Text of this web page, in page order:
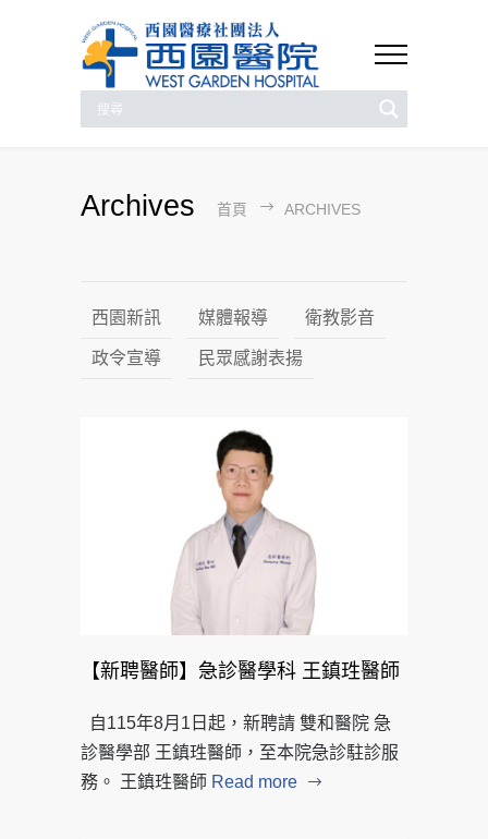
Archives 首頁 ARCHIVES
西園新訊 媒體報導 衛教影音
政令宣導 民眾感謝表揚
【新聘醫師】急診醫學科 王鎮珄醫師
自115年8月1日起，新聘請 雙和醫院 急
診醫學部 王鎮珄醫師，至本院急診駐診服
務。 王鎮珄醫師 Read more